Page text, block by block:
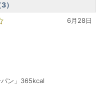
）
6月28日
パン」365kcal